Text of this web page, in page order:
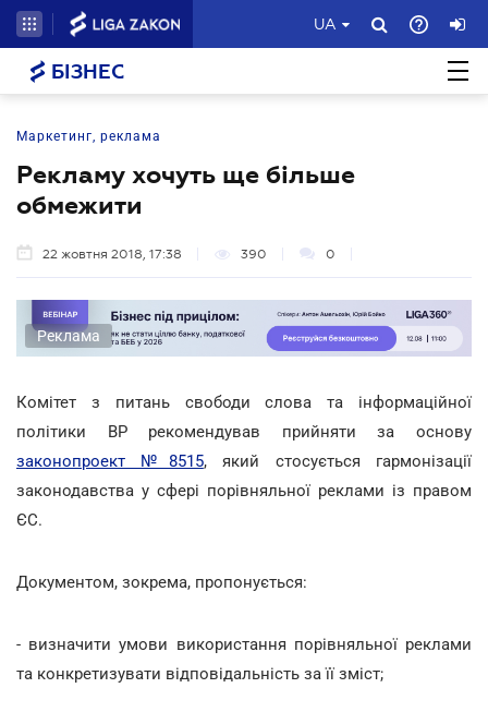
UA
БІЗНЕС
Маркетинг, реклама
Рекламу хочуть ще більше
обмежити
22 жовтня 2018, 17:38 390 0
Реклама
Комітет з питань свободи слова та інформаційної
політики ВР рекомендував прийняти за основу
законопроект №8515, який стосується гармонізації
законодавства у сфері порівняльної реклами із правом
ЄС.
Документом, зокрема, пропонується:
- визначити умови використання порівняльної реклами
та конкретизувати відповідальність за її зміст;